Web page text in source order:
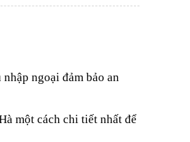
ngoại đảm bảo an
một cách chi tiết nhất để